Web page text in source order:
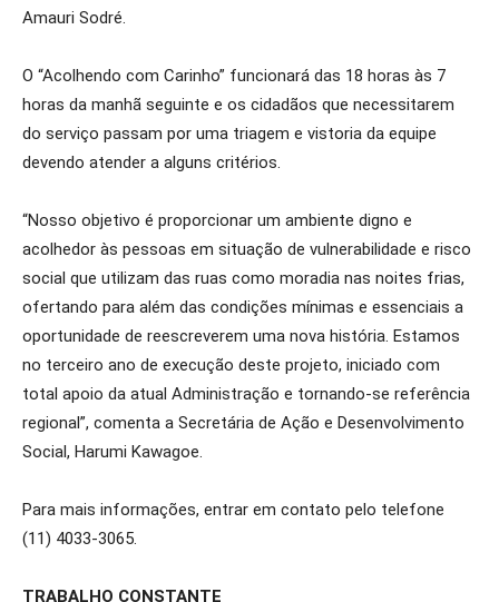
Amauri Sodré.
O “Acolhendo com Carinho” funcionará das 18 horas às 7
horas da manhã seguinte e os cidadãos que necessitarem
do serviço passam por uma triagem e vistoria da equipe
devendo atender a alguns critérios.
“Nosso objetivo é proporcionar um ambiente digno e
acolhedor às pessoas em situação de vulnerabilidade e risco
social que utilizam das ruas como moradia nas noites frias,
ofertando para além das condições mínimas e essenciais a
oportunidade de reescreverem uma nova história. Estamos
no terceiro ano de execução deste projeto, iniciado com
total apoio da atual Administração e tornando-se referência
regional”, comenta a Secretária de Ação e Desenvolvimento
Social, Harumi Kawagoe.
Para mais informações, entrar em contato pelo telefone
(11) 4033-3065.
TRABALHO CONSTANTE